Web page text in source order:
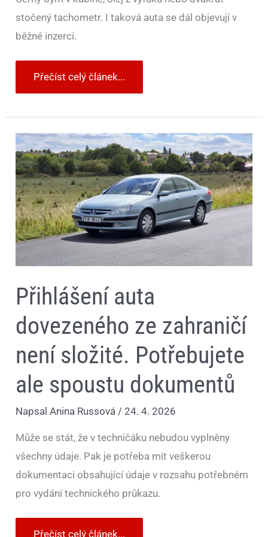
stočený tachometr. I taková auta se dál objevují v
běžné inzerci.
Přečíst celý článek...
Přihlášení auta
dovezeného ze zahraničí
není složité. Potřebujete
ale spoustu dokumentů
NapsalAnina Russová /24. 4. 2026
Může se stát, že v techničáku nebudou vyplněny
všechny údaje. Pak je potřeba mít veškerou
dokumentaci obsahující údaje v rozsahu potřebném
pro vydání technického průkazu.
Přihlášení
auta
dovezeného
ze
zahraničí
není
složité.
Potřebujete
ale
spoustu
dokumentů
Přečíst celý článek...